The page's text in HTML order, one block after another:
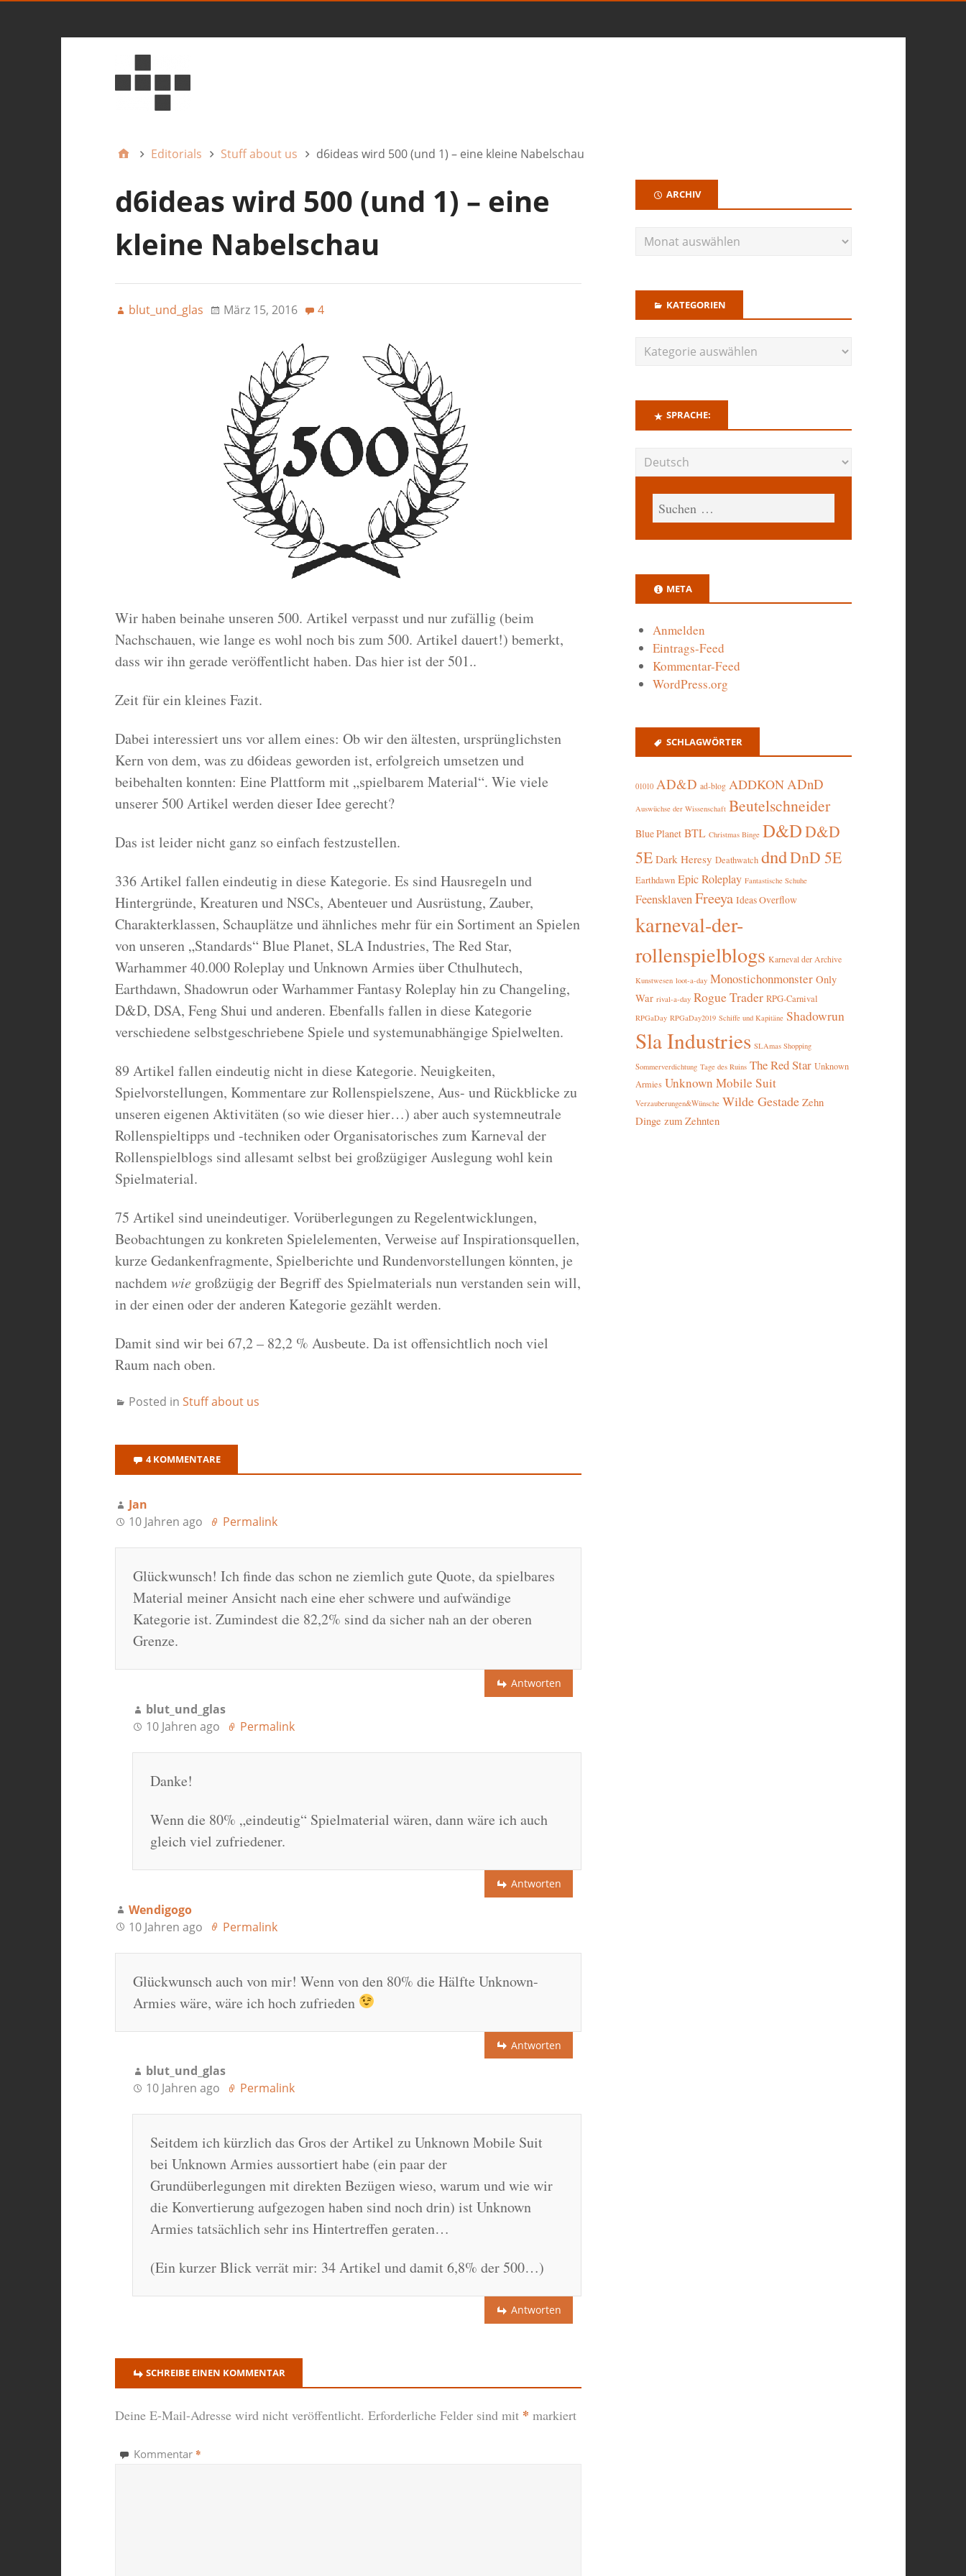
Editorials Stuff about us d6ideas wird 500 (und 1) – eine kleine Nabelschau
d6ideas wird 500 (und 1) – eine
kleine Nabelschau
blut_und_glas März 15, 2016 4
Wir haben beinahe unseren 500. Artikel verpasst und nur zufällig (beim
Nachschauen, wie lange es wohl noch bis zum 500. Artikel dauert!) bemerkt,
dass wir ihn gerade veröffentlicht haben. Das hier ist der 501..
Zeit für ein kleines Fazit.
Dabei interessiert uns vor allem eines: Ob wir den ältesten, ursprünglichsten
Kern von dem, was zu d6ideas geworden ist, erfolgreich umsetzen und
beibehalten konnten: Eine Plattform mit „spielbarem Material“. Wie viele
unserer 500 Artikel werden dieser Idee gerecht?
Das ist leider nicht ganz so einfach festzustellen.
336 Artikel fallen eindeutig in diese Kategorie. Es sind Hausregeln und
Hintergründe, Kreaturen und NSCs, Abenteuer und Ausrüstung, Zauber,
Charakterklassen, Schauplätze und ähnliches mehr für ein Sortiment an Spielen
von unseren „Standards“ Blue Planet, SLA Industries, The Red Star,
Warhammer 40.000 Roleplay und Unknown Armies über Cthulhutech,
Earthdawn, Shadowrun oder Warhammer Fantasy Roleplay hin zu Changeling,
D&D, DSA, Feng Shui und anderen. Ebenfalls fallen in diese Kategorie
verschiedene selbstgeschriebene Spiele und systemunabhängige Spielwelten.
89 Artikel fallen eindeutig nicht in diese Kategorie. Neuigkeiten,
Spielvorstellungen, Kommentare zur Rollenspielszene, Aus- und Rückblicke zu
unseren eigenen Aktivitäten (so wie dieser hier…) aber auch systemneutrale
Rollenspieltipps und -techniken oder Organisatorisches zum Karneval der
Rollenspielblogs sind allesamt selbst bei großzügiger Auslegung wohl kein
Spielmaterial.
75 Artikel sind uneindeutiger. Vorüberlegungen zu Regelentwicklungen,
Beobachtungen zu konkreten Spielelementen, Verweise auf Inspirationsquellen,
kurze Gedankenfragmente, Spielberichte und Rundenvorstellungen könnten, je
nachdemwie großzügig der Begriff des Spielmaterials nun verstanden sein will,
in der einen oder der anderen Kategorie gezählt werden.
Damit sind wir bei 67,2 – 82,2 % Ausbeute. Da ist offensichtlich noch viel
Raum nach oben.
Posted in Stuff about us
4 KOMMENTARE
Jan
10 Jahren ago
Permalink
Glückwunsch! Ich finde das schon ne ziemlich gute Quote, da spielbares
Material meiner Ansicht nach eine eher schwere und aufwändige
Kategorie ist. Zumindest die 82,2% sind da sicher nah an der oberen
Grenze.
Antworten
blut_und_glas
10 Jahren ago
Permalink
Danke!
Wenn die 80% „eindeutig“ Spielmaterial wären, dann wäre ich auch
gleich viel zufriedener.
Antworten
Wendigogo
10 Jahren ago
Permalink
Glückwunsch auch von mir! Wenn von den 80% die Hälfte Unknown-
Armies wäre, wäre ich hoch zufrieden
Antworten
blut_und_glas
10 Jahren ago
Permalink
Seitdem ich kürzlich das Gros der Artikel zu Unknown Mobile Suit
bei Unknown Armies aussortiert habe (ein paar der
Grundüberlegungen mit direkten Bezügen wieso, warum und wie wir
die Konvertierung aufgezogen haben sind noch drin) ist Unknown
Armies tatsächlich sehr ins Hintertreffen geraten…
(Ein kurzer Blick verrät mir: 34 Artikel und damit 6,8% der 500…)
Antworten
SCHREIBE EINEN KOMMENTAR
Deine E-Mail-Adresse wird nicht veröffentlicht. Erforderliche Felder sind mit * markiert
Kommentar *
ARCHIV
KATEGORIEN
SPRACHE:
META
Anmelden
Eintrags-Feed
Kommentar-Feed
WordPress.org
SCHLAGWÖRTER
01010 AD&D ad-blog ADDKONADnD
Auswüchse der Wissenschaft Beutelschneider
Blue Planet BTL Christmas Binge D&DD&D
5E Dark Heresy Deathwatch dndDnD 5E
Earthdawn Epic Roleplay Fantastische Schuhe
Feensklaven Freeya Ideas Overflow
karneval-der-
rollenspielblogs Karneval der Archive
Kunstwesen loot-a-day Monostichonmonster Only
War rival-a-day Rogue Trader RPG-Carnival
RPGaDay RPGaDay2019 Schiffe und Kapitäne Shadowrun
Sla Industries SLAmas Shopping
Sommerverdichtung Tage des Ruins The Red Star Unknown
Armies Unknown Mobile Suit
Verzauberungen&Wünsche Wilde Gestade Zehn
Dinge zum Zehnten